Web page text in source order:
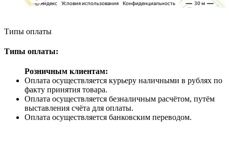
Типы оплаты
Типы оплаты:
Розничным клиентам:
Оплата осуществляется курьеру наличными в рублях по
факту принятия товара.
Оплата осуществляется безналичным расчётом, путём
выставления счёта для оплаты.
Оплата осуществляется банковским переводом.